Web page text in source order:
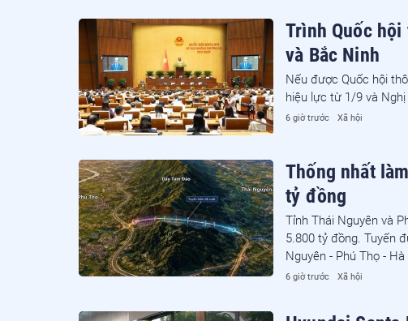
Trình Quốc hội
và Bắc Ninh
Nếu được Quốc hội
hiệu lực từ 1/9 và
6 giờ trước Xã hội
Thống nhất
tỷ đồng
Tỉnh Thái Nguyên và
5.800 tỷ đồng. Tuyến
Nguyên - Phú Thọ - Hà
6 giờ trước Xã hội